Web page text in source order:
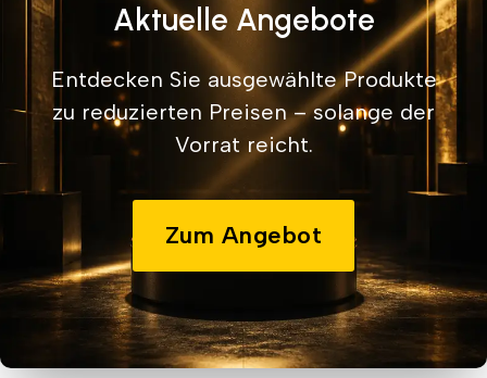
Aktuelle Angebote
Entdecken Sie ausgewählte Produkte
zu reduzierten Preisen – solange der
Vorrat reicht.
Zum Angebot